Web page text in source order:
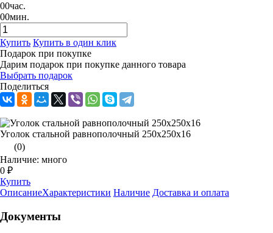
00час.
00мин.
Купить Купить в один клик
Подарок при покупке
Дарим подарок при покупке данного товара
Выбрать подарок
Поделиться
Уголок стальной равнополочный 250х250х16
(0)
Наличие: много
0 ₽
Купить
ОписаниеХарактеристики Наличие Доставка и оплата
Документы